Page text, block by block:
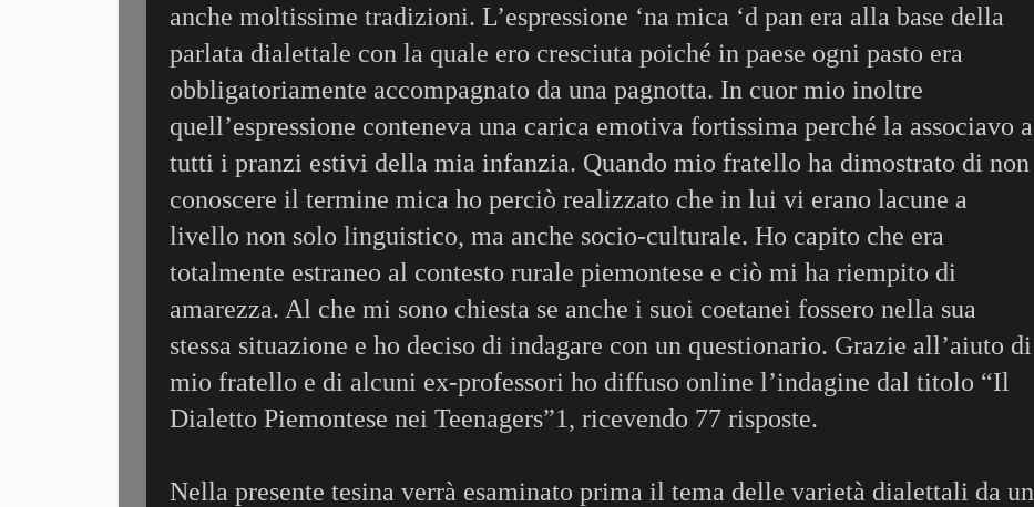
anche moltissime tradizioni. L’espressione ‘na mica ‘d pan era alla base della
parlata dialettale con la quale ero cresciuta poiché in paese ogni pasto era
obbligatoriamente accompagnato da una pagnotta. In cuor mio inoltre
quell’espressione conteneva una carica emotiva fortissima perché la associavo a
tutti i pranzi estivi della mia infanzia. Quando mio fratello ha dimostrato di non
conoscere il termine mica ho perciò realizzato che in lui vi erano lacune a
livello non solo linguistico, ma anche socio-culturale. Ho capito che era
totalmente estraneo al contesto rurale piemontese e ciò mi ha riempito di
amarezza. Al che mi sono chiesta se anche i suoi coetanei fossero nella sua
stessa situazione e ho deciso di indagare con un questionario. Grazie all’aiuto di
mio fratello e di alcuni ex-professori ho diffuso online l’indagine dal titolo “Il
Dialetto Piemontese nei Teenagers”1, ricevendo 77 risposte.
Nella presente tesina verrà esaminato prima il tema delle varietà dialettali da un